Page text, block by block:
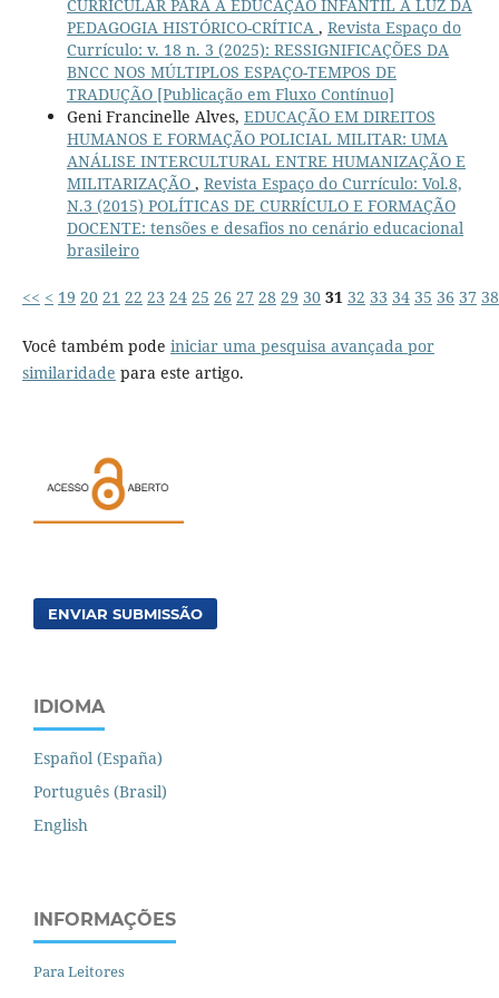
CURRICULAR PARA A EDUCAÇÃO INFANTIL À LUZ DA
PEDAGOGIA HISTÓRICO-CRÍTICA , Revista Espaço do
Currículo: v. 18 n. 3 (2025): RESSIGNIFICAÇÕES DA
BNCC NOS MÚLTIPLOS ESPAÇO-TEMPOS DE
TRADUÇÃO [Publicação em Fluxo Contínuo]
Geni Francinelle Alves, EDUCAÇÃO EM DIREITOS
HUMANOS E FORMAÇÃO POLICIAL MILITAR: UMA
ANÁLISE INTERCULTURAL ENTRE HUMANIZAÇÃO E
MILITARIZAÇÃO , Revista Espaço do Currículo: Vol.8,
N.3 (2015) POLÍTICAS DE CURRÍCULO E FORMAÇÃO
DOCENTE: tensões e desafios no cenário educacional
brasileiro
<< < 19 20 21 22 23 24 25 26 27 28 29 30 31 32 33 34 35 36 37 38
Você também pode iniciar uma pesquisa avançada por
similaridade para este artigo.
ENVIAR SUBMISSÃO
IDIOMA
Español (España)
Português (Brasil)
English
INFORMAÇÕES
Para Leitores